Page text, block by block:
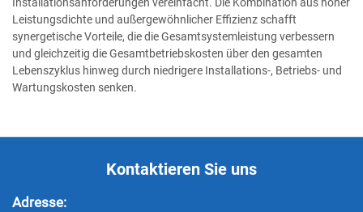
Installationsanforderungen vereinfacht. Die Kombination aus hoher
Leistungsdichte und außergewöhnlicher Effizienz schafft
synergetische Vorteile, die die Gesamtsystemleistung verbessern
und gleichzeitig die Gesamtbetriebskosten über den gesamten
Lebenszyklus hinweg durch niedrigere Installations-, Betriebs- und
Wartungskosten senken.
Kontaktieren Sie uns
Adresse: